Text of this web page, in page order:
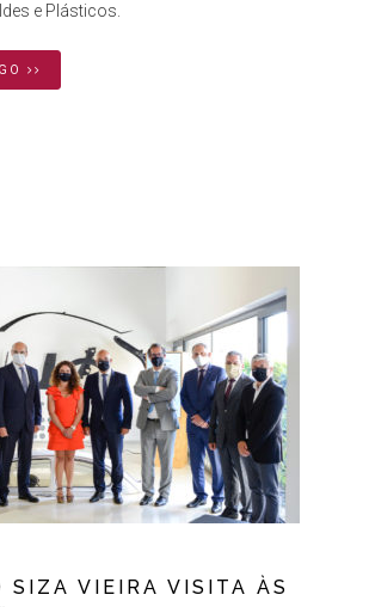
e Plásticos.
SIZA VIEIRA VISITA ÀS